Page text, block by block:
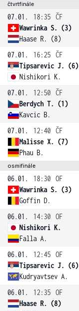
čtvrtfinále
07.01. 18:35 ČF
Wawrinka S. (3)
Haase R. (8)
07.01.
16:25 ČF
Tipsarevic J. (6)
Nishikori K.
07.01.
12:50 ČF
Berdych T. (1)
Kavcic B.
07.01.
12:40 ČF
Malisse X. (7)
Phau B.
osmifinále
06.01. 18:30 OF
Wawrinka S. (3)
Goffin D.
06.01.
14:30 OF
Nishikori K.
Falla A.
06.01.
12:45 OF
Tipsarevic J. (6)
Kudryavtsev A.
06.01.
12:35 OF
Haase R. (8)